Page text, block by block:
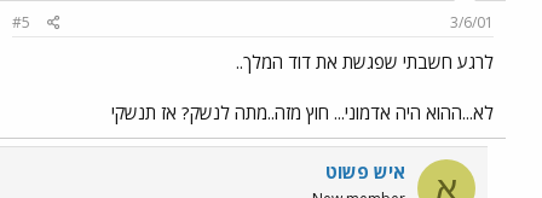
3/6/01
#5
לרגע חשבתי שפגשת את דוד המלך..
לא...ההוא היה אדמוני... חוץ מזה..מתה לנשק? אז תנשקי
א איש פשוט